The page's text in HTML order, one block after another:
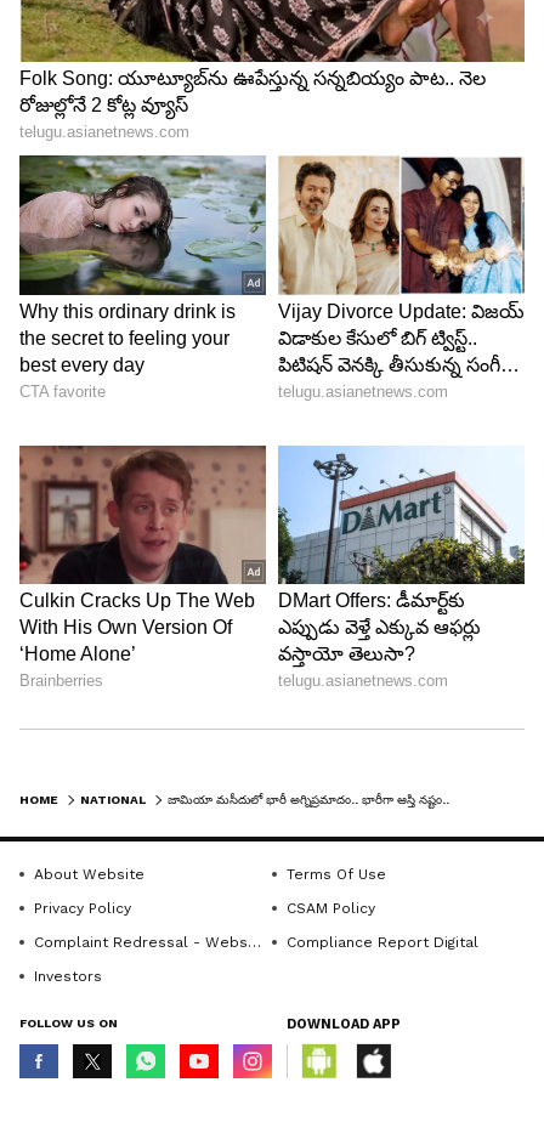
HOME NATIONAL జామియా మసీదులో భారీ అగ్నిప్రమాదం.. భారీగా ఆస్తి నష్టం..
About Website
Terms Of Use
Privacy Policy
CSAM Policy
Complaint Redressal - Website
Compliance Report Digital
Investors
FOLLOW US ON DOWNLOAD APP